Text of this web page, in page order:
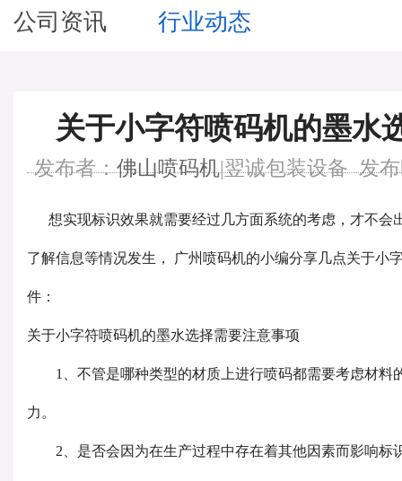
公司资讯 行业动态
关于小字符喷码机的墨水
发布者：佛山喷码机|翌诚包装设备 发布
想实现标识效果就需要经过几方面系统的考虑，才不会
了解信息等情况发生， 广州喷码机的小编分享几点关于小
件：
关于小字符喷码机的墨水选择需要注意事项
1、不管是哪种类型的材质上进行喷码都需要考虑材料
力。
2、是否会因为在生产过程中存在着其他因素而影响标